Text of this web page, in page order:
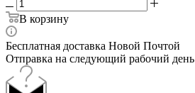
В корзину
Бесплатная доставка Новой Почтой
Отправка на следующий рабочий день